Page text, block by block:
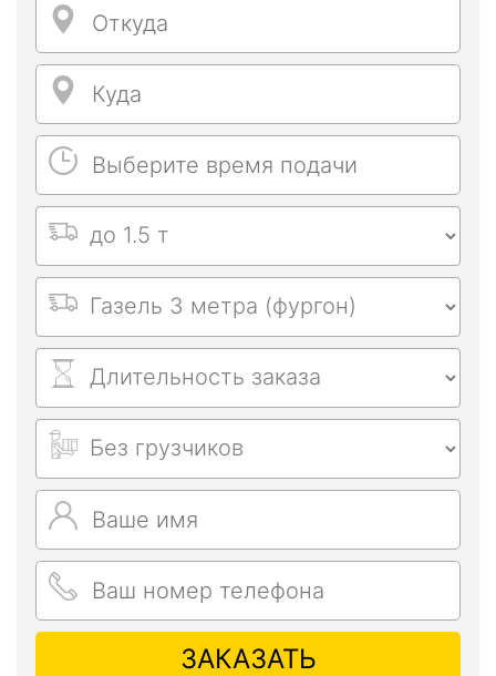
ЗАКАЗАТЬ